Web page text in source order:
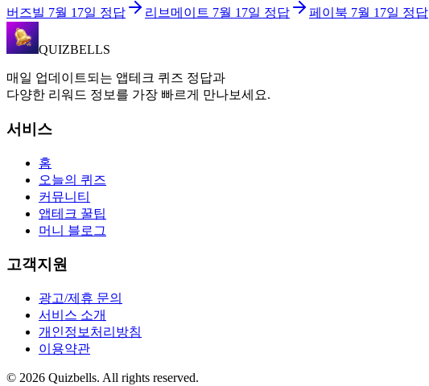
버즈빌 7월 17일 정답 리브메이트 7월 17일 정답 페이북 7월 17일 정답
QUIZBELLS
매일 업데이트되는 앱테크 퀴즈 정답과
다양한 리워드 정보를 가장 빠르게 만나보세요.
서비스
홈
오늘의 퀴즈
커뮤니티
앱테크 꿀팁
머니 블로그
고객지원
광고/제휴 문의
서비스 소개
개인정보처리방침
이용약관
© 2026 Quizbells. All rights reserved.